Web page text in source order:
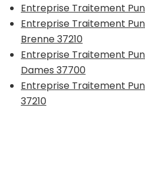
Entreprise Traitement
Entreprise Traitement
Brenne 37210
Entreprise Traitement
Dames 37700
Entreprise Traitement
37210